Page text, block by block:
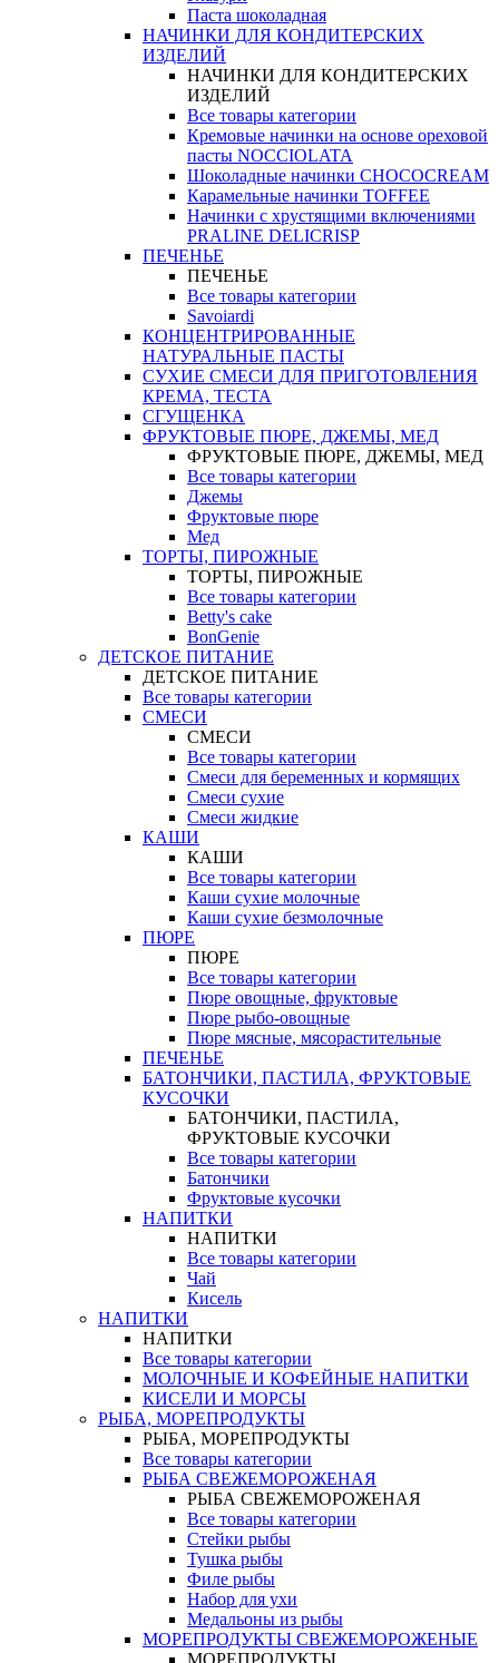
Паста шоколадная
НАЧИНКИ ДЛЯ КОНДИТЕРСКИХ
ИЗДЕЛИЙ
НАЧИНКИ ДЛЯ КОНДИТЕРСКИХ
ИЗДЕЛИЙ
Все товары категории
Кремовые начинки на основе ореховой
пасты NOCCIOLATA
Шоколадные начинки CHOCOCREAM
Карамельные начинки TOFFEE
Начинки с хрустящими включениями
PRALINE DELICRISP
ПЕЧЕНЬЕ
ПЕЧЕНЬЕ
Все товары категории
Savoiardi
КОНЦЕНТРИРОВАННЫЕ
НАТУРАЛЬНЫЕ ПАСТЫ
СУХИЕ СМЕСИ ДЛЯ ПРИГОТОВЛЕНИЯ
КРЕМА, ТЕСТА
СГУЩЕНКА
ФРУКТОВЫЕ ПЮРЕ, ДЖЕМЫ, МЕД
ФРУКТОВЫЕ ПЮРЕ, ДЖЕМЫ, МЕД
Все товары категории
Джемы
Фруктовые пюре
Мед
ТОРТЫ, ПИРОЖНЫЕ
ТОРТЫ, ПИРОЖНЫЕ
Все товары категории
Betty's cake
BonGenie
ДЕТСКОЕ ПИТАНИЕ
ДЕТСКОЕ ПИТАНИЕ
Все товары категории
СМЕСИ
СМЕСИ
Все товары категории
Смеси для беременных и кормящих
Смеси сухие
Смеси жидкие
КАШИ
КАШИ
Все товары категории
Каши сухие молочные
Каши сухие безмолочные
ПЮРЕ
ПЮРЕ
Все товары категории
Пюре овощные, фруктовые
Пюре рыбо-овощные
Пюре мясные, мясорастительные
ПЕЧЕНЬЕ
БАТОНЧИКИ, ПАСТИЛА, ФРУКТОВЫЕ
КУСОЧКИ
БАТОНЧИКИ, ПАСТИЛА,
ФРУКТОВЫЕ КУСОЧКИ
Все товары категории
Батончики
Фруктовые кусочки
НАПИТКИ
НАПИТКИ
Все товары категории
Чай
Кисель
НАПИТКИ
НАПИТКИ
Все товары категории
МОЛОЧНЫЕ И КОФЕЙНЫЕ НАПИТКИ
КИСЕЛИ И МОРСЫ
РЫБА, МОРЕПРОДУКТЫ
РЫБА, МОРЕПРОДУКТЫ
Все товары категории
РЫБА СВЕЖЕМОРОЖЕНАЯ
РЫБА СВЕЖЕМОРОЖЕНАЯ
Все товары категории
Стейки рыбы
Тушка рыбы
Филе рыбы
Набор для ухи
Медальоны из рыбы
МОРЕПРОДУКТЫ СВЕЖЕМОРОЖЕНЫЕ
МОРЕПРОДУКТЫ